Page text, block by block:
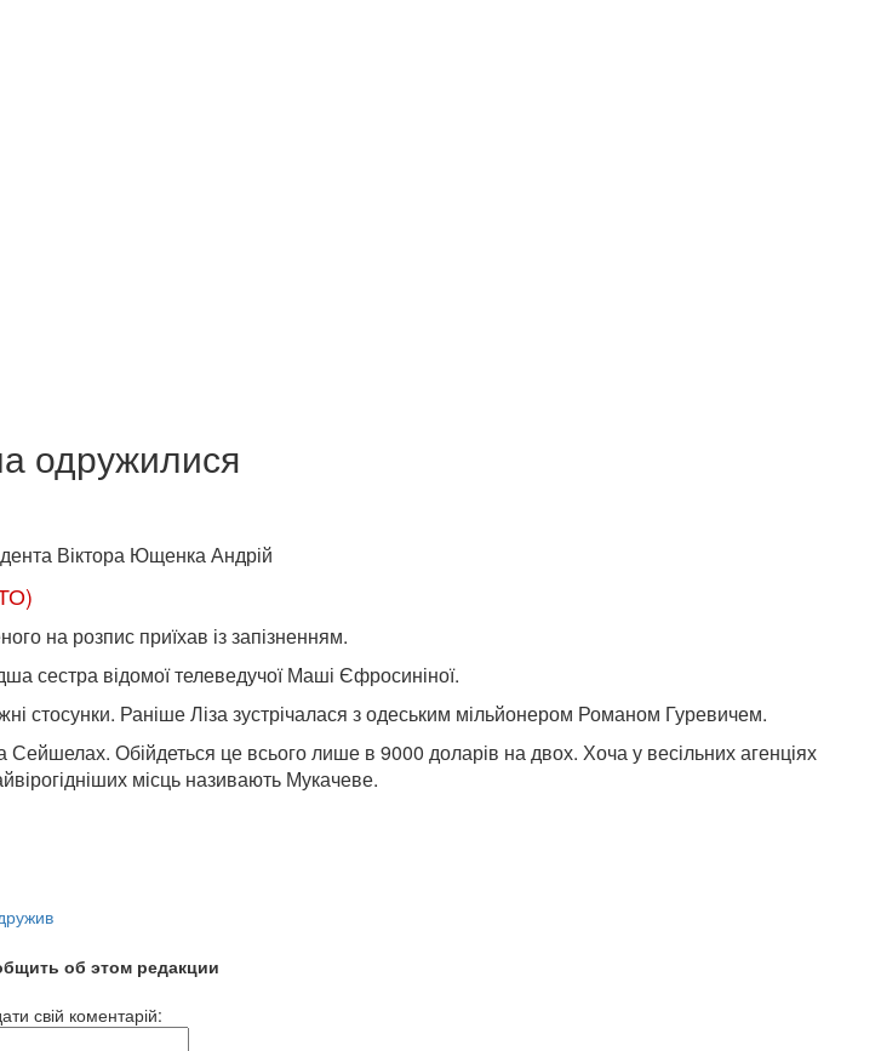
одружилися
Віктора Ющенка Андрій
на розпис приїхав із запізненням.
сестра відомої телеведучої Маші Єфросиніної.
стосунки. Раніше Ліза зустрічалася з одеським мільйонером Романом Гуревичем.
Обійдеться це всього лише в 9000 доларів на двох. Хоча у весільних агенціях
місць називають Мукачеве.
об этом редакции
свій коментарій: